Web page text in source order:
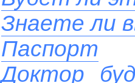
Знаете ли
Паспорт
Доктор